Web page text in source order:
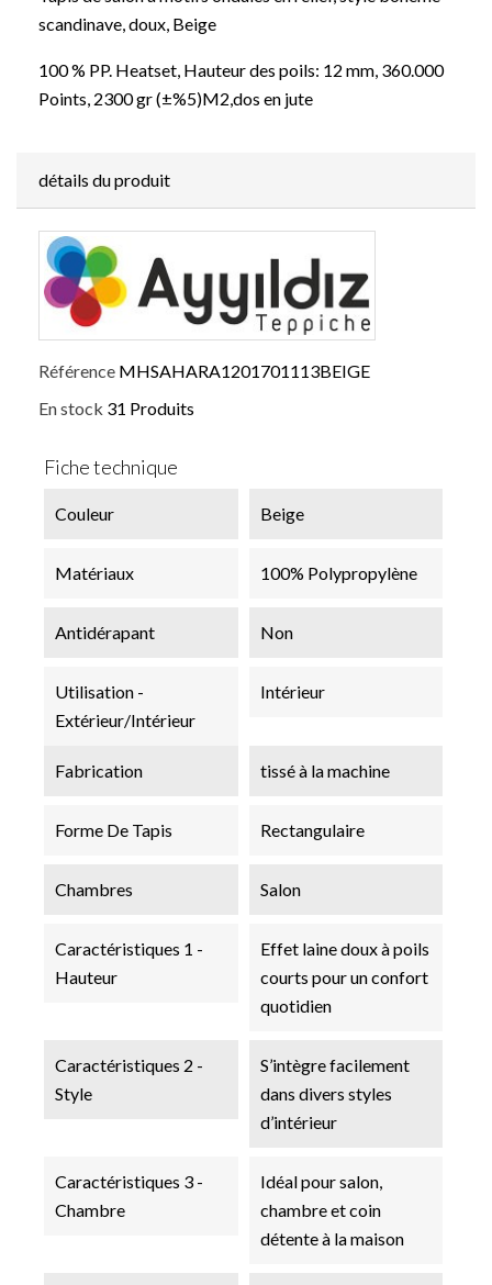
scandinave, doux, Beige
100 % PP. Heatset, Hauteur des poils: 12 mm, 360.000
Points, 2300 gr (±%5)M2,dos en jute
détails du produit
Référence MHSAHARA1201701113BEIGE
En stock 31 Produits
Fiche technique
Couleur Beige
Matériaux 100% Polypropylène
Antidérapant Non
Utilisation -
Extérieur/Intérieur
Intérieur
Fabrication tissé à la machine
Forme De Tapis Rectangulaire
Chambres Salon
Caractéristiques 1 -
Hauteur
Effet laine doux à poils
courts pour un confort
quotidien
Caractéristiques 2 -
Style
S’intègre facilement
dans divers styles
d’intérieur
Caractéristiques 3 -
Chambre
Idéal pour salon,
chambre et coin
détente à la maison